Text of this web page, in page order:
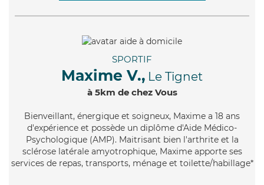
SPORTIF
Maxime V., Le Tignet
à 5km de chez Vous
Bienveillant, énergique et soigneux, Maxime a 18 ans
d'expérience et possède un diplôme d'Aide Médico-
Psychologique (AMP). Maitrisant bien l'arthrite et la
sclérose latérale amyotrophique, Maxime apporte ses
services de repas, transports, ménage et toilette/habillage*